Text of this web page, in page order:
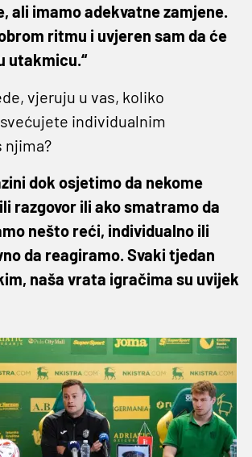
ali imamo adekvatne zamjene.
ritmu i uvjeren sam da će
utakmicu.“
vjeruju u vas, koliko
individualnim
njima?
dok osjetimo da nekome
razgovor ili ako smatramo da
nešto reći, individualno ili
da reagiramo. Svaki tjedan
naša vrata igračima su uvijek